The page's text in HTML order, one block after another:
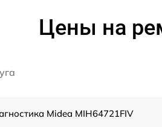
Цены на
Midea MIH64721FIV